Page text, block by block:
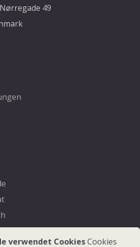
49
verwendet CookiesCookies